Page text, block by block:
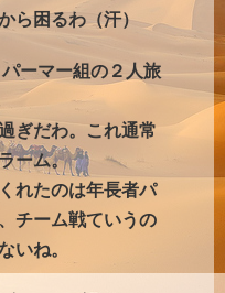
ら困るわ（汗）
ーマー組の２人旅
ぎだわ。これ通常
ーム。
れたのは年長者パ
チーム戦ていうの
いね。